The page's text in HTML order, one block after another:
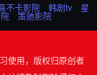
不卡影院 韩剧tv 星
策驰影院
使用，版权归原创者